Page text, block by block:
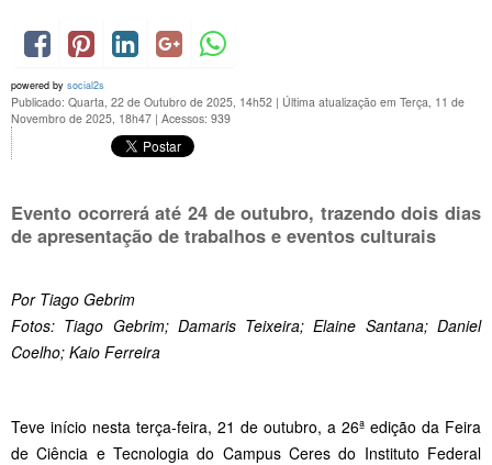
powered by social2s
Publicado: Quarta, 22 de Outubro de 2025, 14h52 | Última atualização em Terça, 11 de
Novembro de 2025, 18h47 | Acessos: 939
Evento ocorrerá até 24 de outubro, trazendo dois dias
de apresentação de trabalhos e eventos culturais
Por Tiago Gebrim
Fotos: Tiago Gebrim; Damaris Teixeira; Elaine Santana; Daniel
Coelho; Kaio Ferreira
Teve início nesta terça-feira, 21 de outubro, a 26ª edição da Feira
de Ciência e Tecnologia do Campus Ceres do Instituto Federal